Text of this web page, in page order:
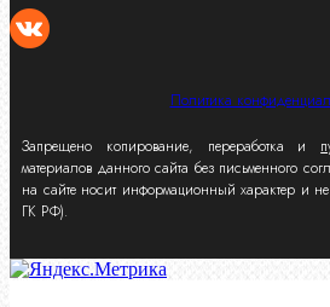
Политика
Запрещено копирование, переработка и
материалов данного сайта без письменного
на сайте носит информационный характер и не
ГК РФ).